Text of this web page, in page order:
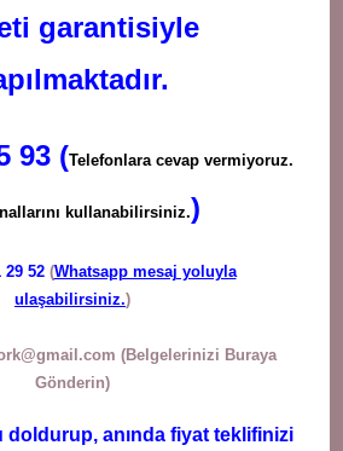
garantisiyle
93 (Telefonlara cevap vermiyoruz.
kullanabilirsiniz.)
29 52(Whatsapp mesaj yoluyla
ulaşabilirsiniz.)
(Belgelerinizi Buraya
Gönderin)
doldurup, anında fiyat teklifinizi